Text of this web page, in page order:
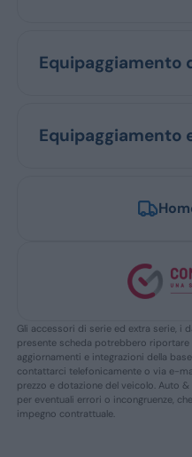
Equipaggiamento
Equipaggiamento
Gli accessori di serie ed extra serie, i
presente scheda potrebbero
aggiornamenti e integrazioni della
contattarci telefonicamente o via e-
prezzo e dotazione del veicolo. Auto
per eventuali errori o incongruenze,
impegno contrattuale.